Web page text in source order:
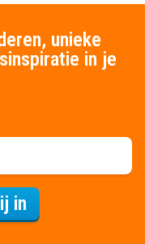
unieke
in je
in